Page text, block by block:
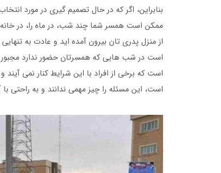
بنابراین، اگر که در حال تصمیم گیری در مورد
ممکن است همسر شما چند شب، در ماه را، در
از منزل پدری تان بیرون آمده اید و عادت به تنهایی
است در شب هایی که همسرتان حضور ندارد مجبور
است که برخی از افراد با این شرایط کنار نمی
است، این مسئله را چیز مهمی ندانند و به راحتی